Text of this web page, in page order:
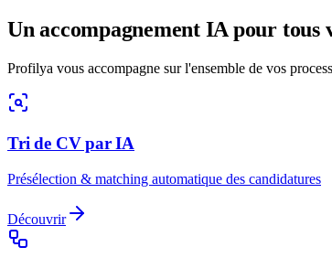
Un accompagnement IA pour tous
Profilya vous accompagne sur l'ensemble de vos
Tri de CV par IA
Présélection & matching automatique des candidatures
Découvrir